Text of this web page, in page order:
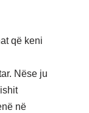
që keni
Nëse ju
në